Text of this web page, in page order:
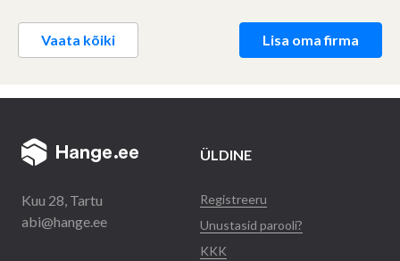
Vaata kõiki Lisa oma firma
Kuu 28, Tartu
abi@hange.ee
ÜLDINE
Registreeru
Unustasid parooli?
KKK